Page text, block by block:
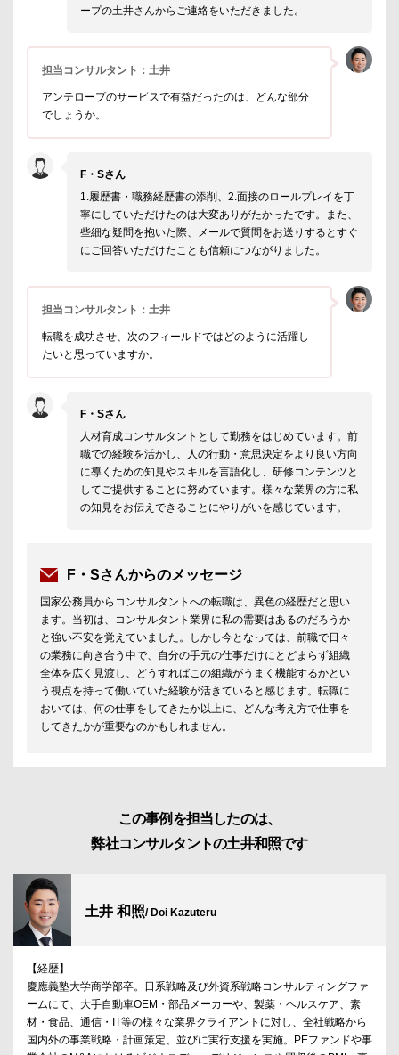
ープの土井さんからご連絡をいただきました。
担当コンサルタント：土井
アンテロープのサービスで有益だったのは、どんな部分
でしょうか。
F・Sさん
1.履歴書・職務経歴書の添削、2.面接のロールプレイを丁
寧にしていただけたのは大変ありがたかったです。また、
些細な疑問を抱いた際、メールで質問をお送りするとすぐ
にご回答いただけたことも信頼につながりました。
担当コンサルタント：土井
転職を成功させ、次のフィールドではどのように活躍し
たいと思っていますか。
F・Sさん
人材育成コンサルタントとして勤務をはじめています。前
職での経験を活かし、人の行動・意思決定をより良い方向
に導くための知見やスキルを言語化し、研修コンテンツと
してご提供することに努めています。様々な業界の方に私
の知見をお伝えできることにやりがいを感じています。
F・Sさんからのメッセージ
国家公務員からコンサルタントへの転職は、異色の経歴だと思い
ます。当初は、コンサルタント業界に私の需要はあるのだろうか
と強い不安を覚えていました。しかし今となっては、前職で日々
の業務に向き合う中で、自分の手元の仕事だけにとどまらず組織
全体を広く見渡し、どうすればこの組織がうまく機能するかとい
う視点を持って働いていた経験が活きていると感じます。転職に
おいては、何の仕事をしてきたか以上に、どんな考え方で仕事を
してきたかが重要なのかもしれません。
この事例を担当したのは、
弊社コンサルタントの土井和照です
土井 和照/ Doi Kazuteru
【経歴】
慶應義塾大学商学部卒。日系戦略及び外資系戦略コンサルティングファ
ームにて、大手自動車OEM・部品メーカーや、製薬・ヘルスケア、素
材・食品、通信・IT等の様々な業界クライアントに対し、全社戦略から
国内外の事業戦略・計画策定、並びに実行支援を実施。PEファンドや事